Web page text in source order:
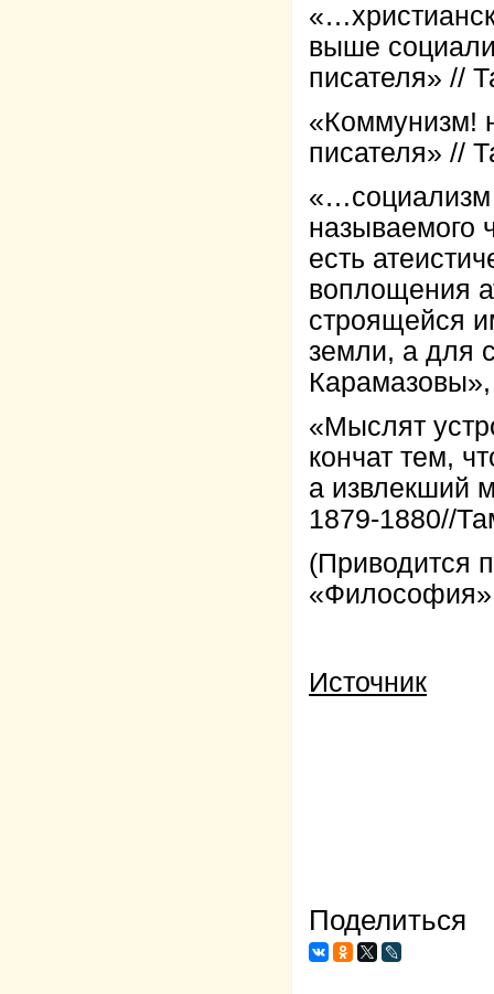
выше
писателя» //
«Коммунизм!
писателя» //
«…социализм
называемого
есть
воплощения
строящейся
земли, а для
«Мыслят
кончат тем,
а извлекший
1879-1880//
(Приводится
Источник
Поделиться